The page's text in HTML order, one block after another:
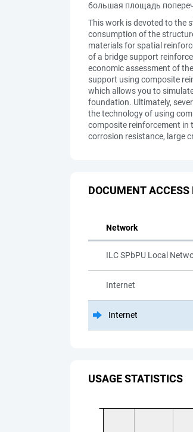
большая площадь
This work is devoted to the
consumption of the
materials for spatial
of a bridge support
economic assessment of
support using composite
which allows you to
foundation. Ultimately,
the technology of using
composite reinforcement in
corrosion resistance, large
DOCUMENT ACCESS
Network
ILC SPbPU Local
Internet
Internet
USAGE STATISTICS